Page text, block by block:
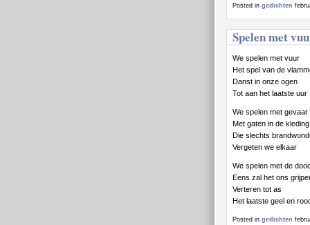
Posted in gedichten
Spelen met
We spelen met vuur
Het spel van de
Danst in onze ogen
Tot aan het laatste uur
We spelen met gevaar
Met gaten in de kleding
Die slechts
Vergeten we elkaar
We spelen met de
Eens zal het ons
Verteren tot as
Het laatste geel en
Posted in gedichten